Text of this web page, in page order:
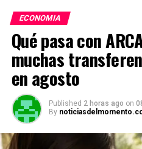
ECONOMIA
Qué pasa con
muchas
en agosto
Published 2 horas ago on
By